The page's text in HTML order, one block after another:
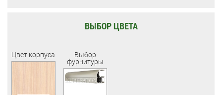
ВЫБОР ЦВЕТА
Цвет корпуса Выбор
фурнитуры